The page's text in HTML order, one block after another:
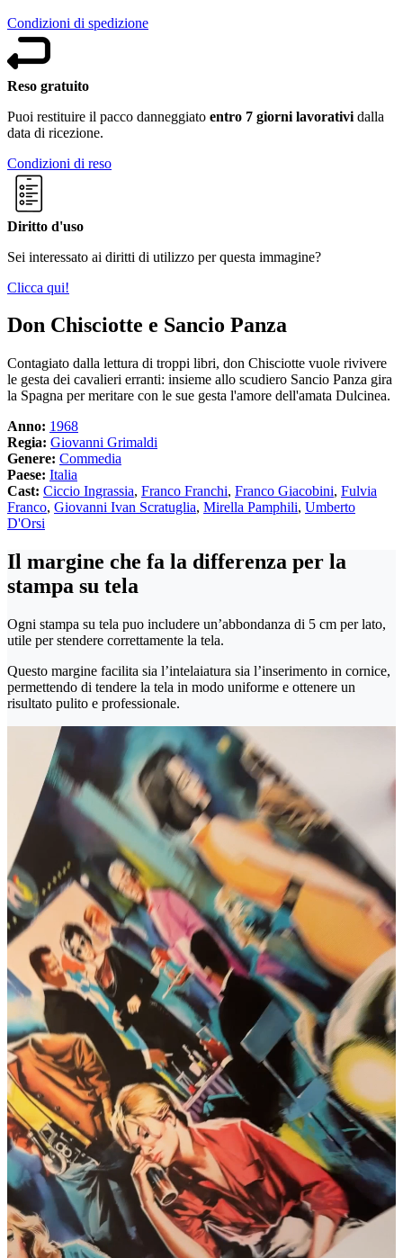
Condizioni di spedizione
Reso gratuito
Puoi restituire il pacco danneggiato entro 7 giorni lavorativi dalla
data di ricezione.
Condizioni di reso
Diritto d'uso
Sei interessato ai diritti di utilizzo per questa immagine?
Clicca qui!
Don Chisciotte e Sancio Panza
Contagiato dalla lettura di troppi libri, don Chisciotte vuole rivivere
le gesta dei cavalieri erranti: insieme allo scudiero Sancio Panza gira
la Spagna per meritare con le sue gesta l'amore dell'amata Dulcinea.
Anno: 1968
Regia: Giovanni Grimaldi
Genere: Commedia
Paese: Italia
Cast: Ciccio Ingrassia, Franco Franchi, Franco Giacobini, Fulvia
Franco, Giovanni Ivan Scratuglia, Mirella Pamphili, Umberto
D'Orsi
Il margine che fa la differenza per la
stampa su tela
Ogni stampa su tela puo includere un’abbondanza di 5 cm per lato,
utile per stendere correttamente la tela.
Questo margine facilita sia l’intelaiatura sia l’inserimento in cornice,
permettendo di tendere la tela in modo uniforme e ottenere un
risultato pulito e professionale.